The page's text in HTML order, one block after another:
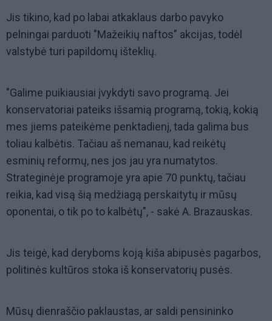
Jis tikino, kad po labai atkaklaus darbo pavyko
pelningai parduoti "Mažeikių naftos" akcijas, todėl
valstybė turi papildomų išteklių.
"Galime puikiausiai įvykdyti savo programą. Jei
konservatoriai pateiks išsamią programą, tokią, kokią
mes jiems pateikėme penktadienį, tada galima bus
toliau kalbėtis. Tačiau aš nemanau, kad reikėtų
esminių reformų, nes jos jau yra numatytos.
Strateginėje programoje yra apie 70 punktų, tačiau
reikia, kad visą šią medžiagą perskaitytų ir mūsų
oponentai, o tik po to kalbėtų", - sakė A. Brazauskas.
Jis teigė, kad deryboms koją kiša abipusės pagarbos,
politinės kultūros stoka iš konservatorių pusės.
Mūsų dienraščio paklaustas, ar saldi pensininko